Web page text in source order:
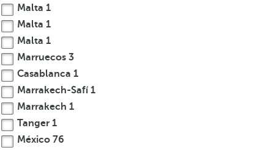
Malta 1
Malta 1
Malta 1
Marruecos 3
Casablanca 1
Marrakech-Safí1
Marrakech 1
Tanger 1
México 76